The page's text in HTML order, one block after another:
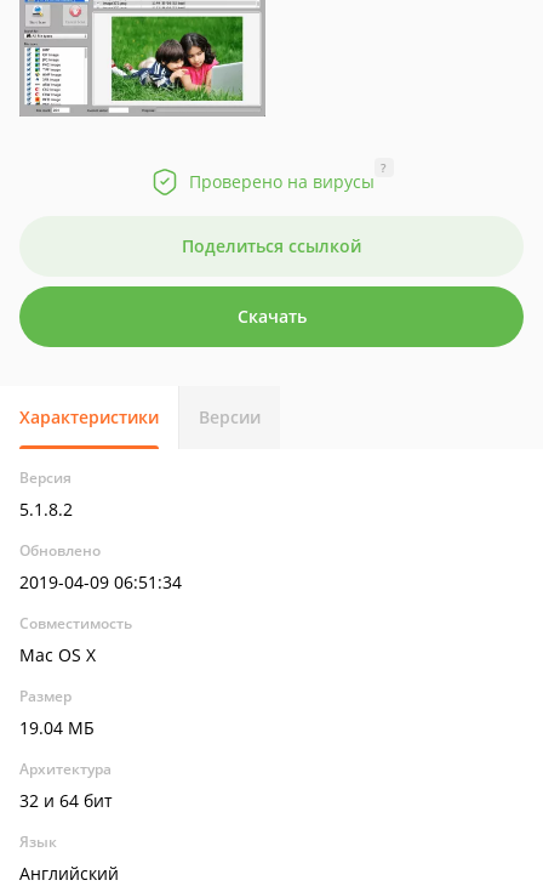
Проверено на вирусы
?
Поделиться ссылкой
Скачать
Характеристики Версии
Версия
5.1.8.2
Обновлено
2019-04-09 06:51:34
Совместимость
Mac OS X
Размер
19.04 МБ
Архитектура
32 и 64 бит
Язык
Английский